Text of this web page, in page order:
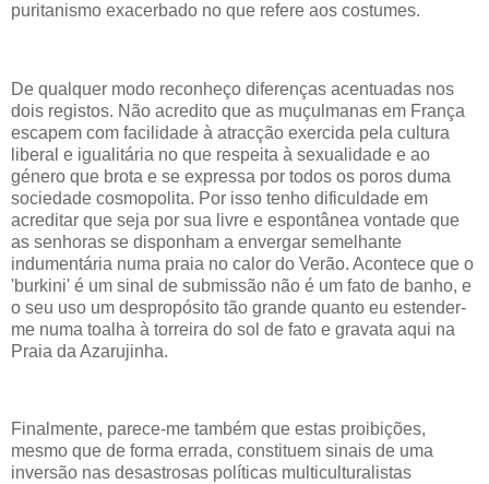
puritanismo exacerbado no que refere aos costumes.
De qualquer modo reconheço diferenças acentuadas nos
dois registos. Não acredito que as muçulmanas em França
escapem com facilidade à atracção exercida pela cultura
liberal e igualitária no que respeita à sexualidade e ao
género que brota e se expressa por todos os poros duma
sociedade cosmopolita. Por isso tenho dificuldade em
acreditar que seja por sua livre e espontânea vontade que
as senhoras se disponham a envergar semelhante
indumentária numa praia no calor do Verão. Acontece que o
'burkini' é um sinal de submissão não é um fato de banho, e
o seu uso um despropósito tão grande quanto eu estender-
me numa toalha à torreira do sol de fato e gravata aqui na
Praia da Azarujinha.
Finalmente, parece-me também que estas proibições,
mesmo que de forma errada, constituem sinais de uma
inversão nas desastrosas políticas multiculturalistas